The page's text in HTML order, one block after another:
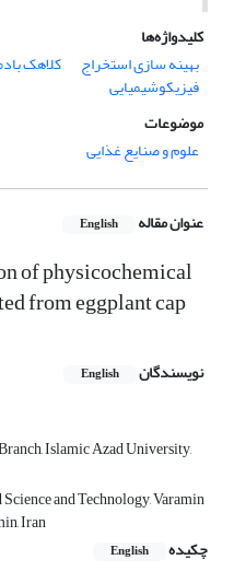
کلیدواژه‌ها
بهینه سازی استخراج
کلاهک
فیزیکوشیمیایی
موضوعات
علوم و صنایع غذایی
عنوان مقاله English
of physicochemical
from eggplant cap
نویسندگان English
Islamic Azad University,
and Technology, Varamin
Iran
چکیده
English